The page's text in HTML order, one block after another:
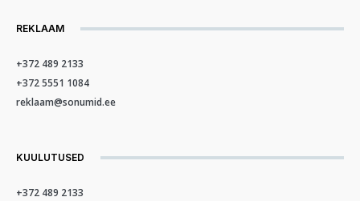
REKLAAM
+372 489 2133
+372 5551 1084
reklaam@sonumid.ee
KUULUTUSED
+372 489 2133